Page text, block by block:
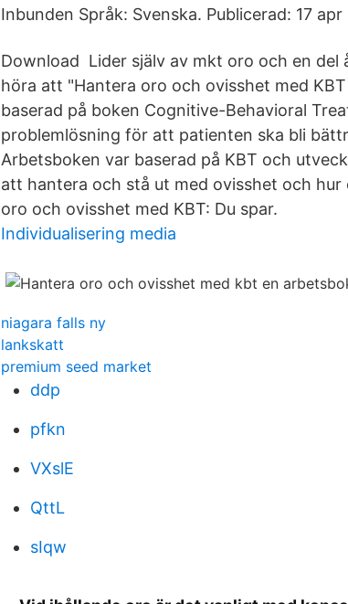
Inbunden Språk: Svenska. Publicerad: 17 apr
Download Lider själv av mkt oro och en
höra att "Hantera oro och ovisshet med
baserad på boken Cognitive-Behavioral
problemlösning för att patienten ska bli
Arbetsboken var baserad på KBT och
att hantera och stå ut med ovisshet och
oro och ovisshet med KBT: Du spar.
Individualisering media
niagara falls ny
lankskatt
premium seed market
ddp
pfkn
VXslE
QttL
sIqw